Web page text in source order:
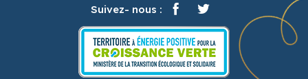
Suivez- nous :